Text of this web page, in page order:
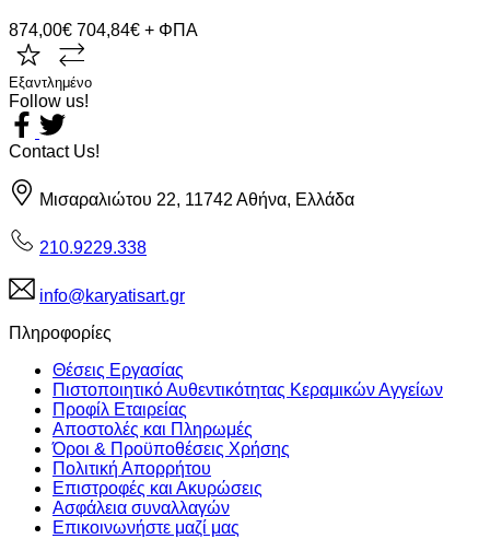
874,00€ 704,84€ + ΦΠΑ
Εξαντλημένο
Follow us!
Contact Us!
Μισαραλιώτου 22, 11742 Αθήνα, Ελλάδα
210.9229.338
info@karyatisart.gr
Πληροφορίες
Θέσεις Εργασίας
Πιστοποιητικό Αυθεντικότητας Κεραμικών Αγγείων
Προφίλ Εταιρείας
Αποστολές και Πληρωμές
Όροι & Προϋποθέσεις Χρήσης
Πολιτική Απορρήτου
Επιστροφές και Ακυρώσεις
Ασφάλεια συναλλαγών
Επικοινωνήστε μαζί μας